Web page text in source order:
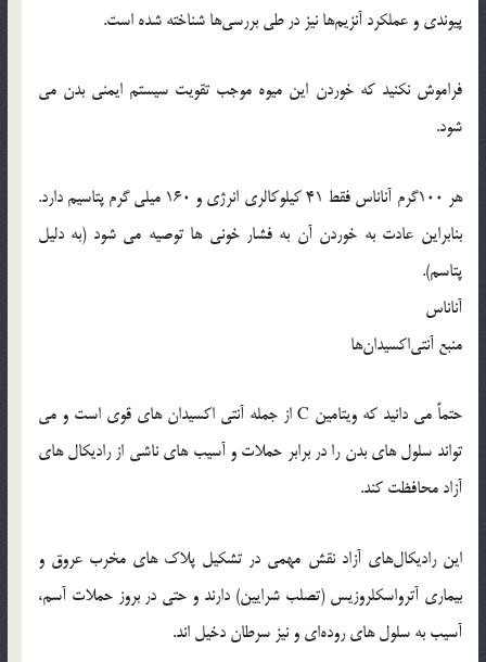
پیوندی و عملکرد آنزیم‌ها نیز در طی بررسی‌ها شناخته شده است.
فراموش نكنید كه خوردن این میوه موجب تقویت سیستم ایمنی بدن می
‌شود.
هر 100گرم آناناس فقط 41 کیلوکالری انرژی و 160 میلی‌ گرم پتاسیم دارد.
بنابراین عادت به خوردن آن به فشار خونی‌ ها توصیه می ‌شود (به دلیل
پتاسم).
آناناس
منبع آنتی‌اکسیدان‌ها
حتماً می‌ دانید كه ویتامین C از جمله آنتی ‌اکسیدان‌ های قوی است و می
‌تواند سلول‌ های بدن را در برابر حملات و آسیب‌ های ناشی از رادیکال‌ های
آزاد محافظت کند.
این رادیکال‌های آزاد نقش مهمی‌ در تشکیل پلاک ‌های مخرب عروق و
بیماری آترواسكلروزیس (تصلب شرایین) دارند و حتی در بروز حملات آسم،
آسیب به سلول‌ های روده‌ای و نیز سرطان دخیل ‌اند.